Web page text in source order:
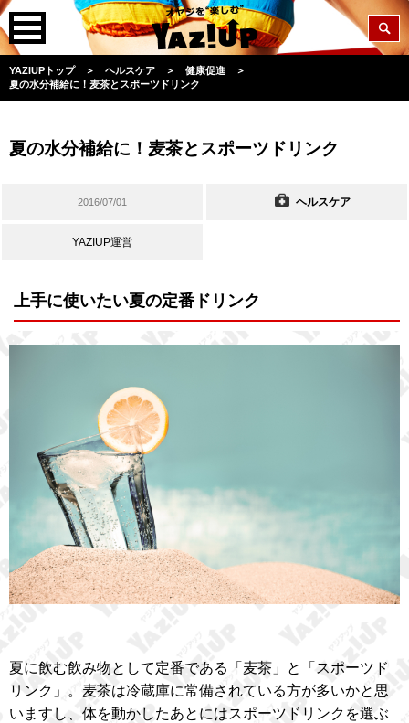
YAZIUPトップ ＞ ヘルスケア ＞ 健康促進
＞
夏の水分補給に！麦茶とスポーツドリンク
夏の水分補給に！麦茶とスポーツドリンク
2016/07/01 ヘルスケア
YAZIUP運営
上手に使いたい夏の定番ドリンク
夏に飲む飲み物として定番である「麦茶」と「スポーツド
リンク」。麦茶は冷蔵庫に常備されている方が多いかと思
いますし、体を動かしたあとにはスポーツドリンクを選ぶ